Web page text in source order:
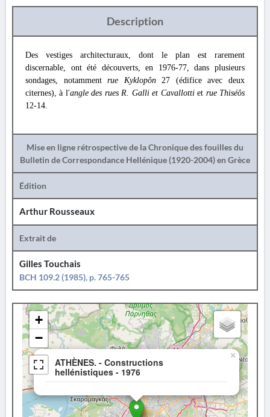
Description
Des vestiges architecturaux, dont le plan est rarement
discernable, ont été découverts, en 1976-77, dans plusieurs
sondages, notammentrue Kyklopôn27 (édifice avec deux
citernes), à l'angle des rues R. Galli et Cavallottiet rue Thiséôs
12-14.
Mise en ligne rétrospective de la Chronique des fouilles du
Bulletin de Correspondance Hellénique (1920-2004) en Grèce
Édition
Arthur Rousseaux
Extrait de
Gilles Touchais
BCH 109.2 (1985), p. 765-765
ATHÈNES. - Constructions
hellénistiques - 1976
×
+
−